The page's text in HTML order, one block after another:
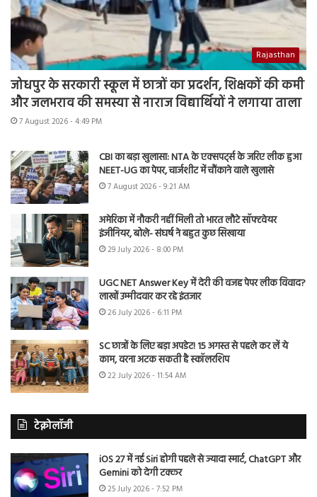
Rajasthan
जोधपुर के सरकारी स्कूल में छात्रों का प्रदर्शन, शिक्षकों की कमी
और जलभराव की समस्या से नाराज विद्यार्थियों ने लगाया ताला
7 August 2026 - 4:49 PM
CBI का बड़ा खुलासा: NTA के एक्सपर्ट्स के जरिए लीक हुआ
NEET-UG का पेपर, चार्जशीट में चौंकाने वाले खुलासे
7 August 2026 - 9:21 AM
अमेरिका में नौकरी नहीं मिली तो भारत लौटे सॉफ्टवेयर
इंजीनियर, बोले- संघर्ष ने बहुत कुछ सिखाया
29 July 2026 - 8:00 PM
UGC NET Answer Key में देरी की वजह पेपर लीक विवाद?
लाखों उम्मीदवार कर रहे इंतजार
26 July 2026 - 6:11 PM
SC छात्रों के लिए बड़ा अपडेट! 15 अगस्त से पहले कर लें ये
काम, वरना अटक सकती है स्कॉलरशिप
22 July 2026 - 11:54 AM
टेक्नोलॉजी
iOS 27 में नई Siri होगी पहले से ज्यादा स्मार्ट, ChatGPT और
Gemini को देगी टक्कर
25 July 2026 - 7:52 PM